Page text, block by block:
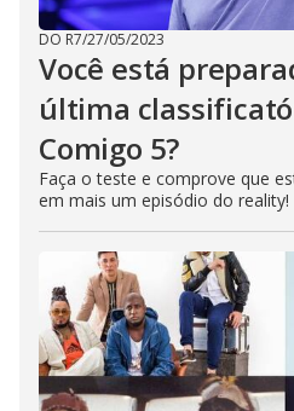
DO R7/27/05/2023
Você está
última
Comigo 5?
Faça o teste e comprove que
em mais um episódio do reality!